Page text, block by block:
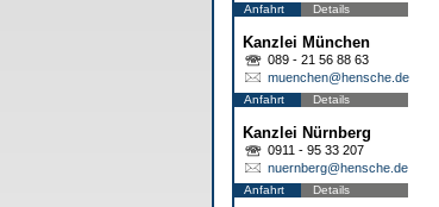
Anfahrt Details
Kanzlei München
089 - 21 56 88 63
muenchen@hensche.de
Anfahrt Details
Kanzlei Nürnberg
0911 - 95 33 207
nuernberg@hensche.de
Anfahrt Details